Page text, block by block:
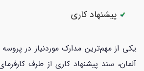
پیشنهاد کاری
یکی از مهم‌ترین مدارک موردنیاز در
آلمان، سند پیشنهاد کاری از طرف